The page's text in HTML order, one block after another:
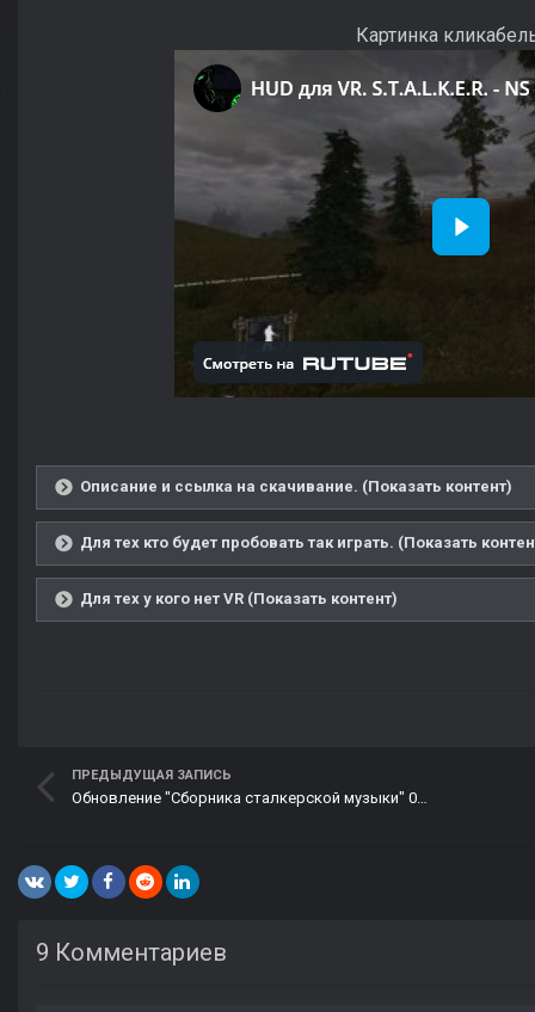
Картинка
Описание и ссылка на скачивание. (Показать контент)
Для тех кто будет пробовать так играть. (Показать
Для тех у кого нет VR (Показать контент)
ПРЕДЫДУЩАЯ ЗАПИСЬ
9 Комментариев